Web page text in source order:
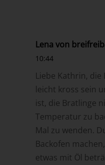
Lena von
10:44
Liebe Kathrin,
leicht kross sein
ist, die Bratlinge
Temperatur zu
Mal zu wenden.
Backofen
etwas mit Öl